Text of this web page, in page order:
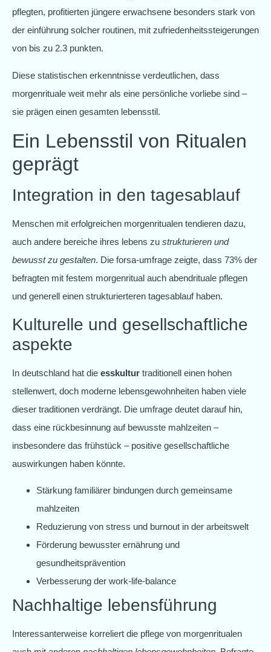
pflegten, profitierten jüngere erwachsene besonders stark von
der einführung solcher routinen, mit zufriedenheitssteigerungen
von bis zu 2.3 punkten.
Diese statistischen erkenntnisse verdeutlichen, dass
morgenrituale weit mehr als eine persönliche vorliebe sind –
sie prägen einen gesamten lebensstil.
Ein Lebensstil von Ritualen
geprägt
Integration in den tagesablauf
Menschen mit erfolgreichen morgenritualen tendieren dazu,
auch andere bereiche ihres lebens zu strukturieren und
bewusst zu gestalten. Die forsa-umfrage zeigte, dass 73% der
befragten mit festem morgenritual auch abendrituale pflegen
und generell einen strukturierteren tagesablauf haben.
Kulturelle und gesellschaftliche
aspekte
In deutschland hat die esskultur traditionell einen hohen
stellenwert, doch moderne lebensgewohnheiten haben viele
dieser traditionen verdrängt. Die umfrage deutet darauf hin,
dass eine rückbesinnung auf bewusste mahlzeiten –
insbesondere das frühstück – positive gesellschaftliche
auswirkungen haben könnte.
Stärkung familiärer bindungen durch gemeinsame
mahlzeiten
Reduzierung von stress und burnout in der arbeitswelt
Förderung bewusster ernährung und
gesundheitsprävention
Verbesserung der work-life-balance
Nachhaltige lebensführung
Interessanterweise korreliert die pflege von morgenritualen